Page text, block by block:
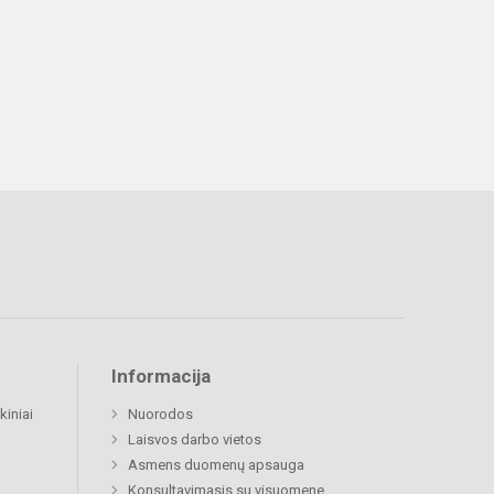
Informacija
Nuorodos
Laisvos darbo vietos
Asmens duomenų apsauga
Konsultavimasis su visuomene